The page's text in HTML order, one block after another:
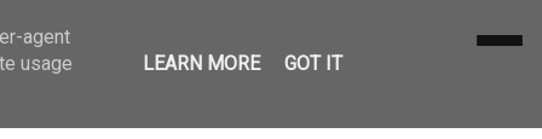
agent
usage
LEARN MORE GOT IT